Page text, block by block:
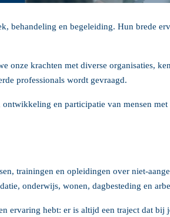
behandeling en begeleiding. Hun brede
onze krachten met diverse organisaties,
professionals wordt gevraagd.
en participatie van mensen met
trainingen en opleidingen over niet-
onderwijs, wonen, dagbesteding en
ervaring hebt: er is altijd een traject dat bij